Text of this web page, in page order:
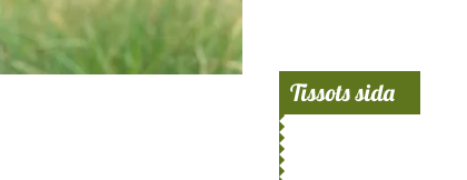
Tissots sida